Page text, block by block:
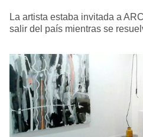
La artista estaba invitada a
salir del país mientras se